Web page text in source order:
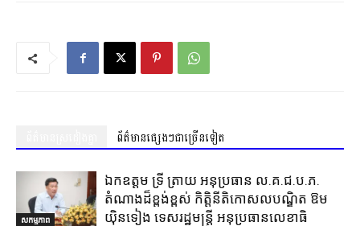
ព័ត៌មានផ្សេងៗជាច្រើនទៀត
សកម្មភាព
ឯកឧត្តម ទ្រី ត្រាយ អនុប្រធាន ល.គ.ជ.ប.ភ.
តំណាងដ៏ខ្ពង់ខ្ពស់ កិត្តិនីតិកោសលបណ្ឌិត ឱម
យ៉ិនទៀង ទេសរដ្ឋមន្ត្រី អនុប្រធានលេខាធិ